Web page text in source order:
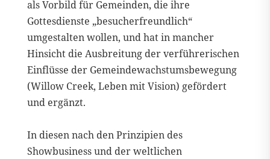
als Vorbild für Gemeinden, die ihre
Gottesdienste „besucherfreundlich“
umgestalten wollen, und hat in mancher
Hinsicht die Ausbreitung der verführerischen
Einflüsse der Gemeindewachstumsbewegung
(Willow Creek, Leben mit Vision) gefördert
und ergänzt.
In diesen nach den Prinzipien des
Showbusiness und der weltlichen